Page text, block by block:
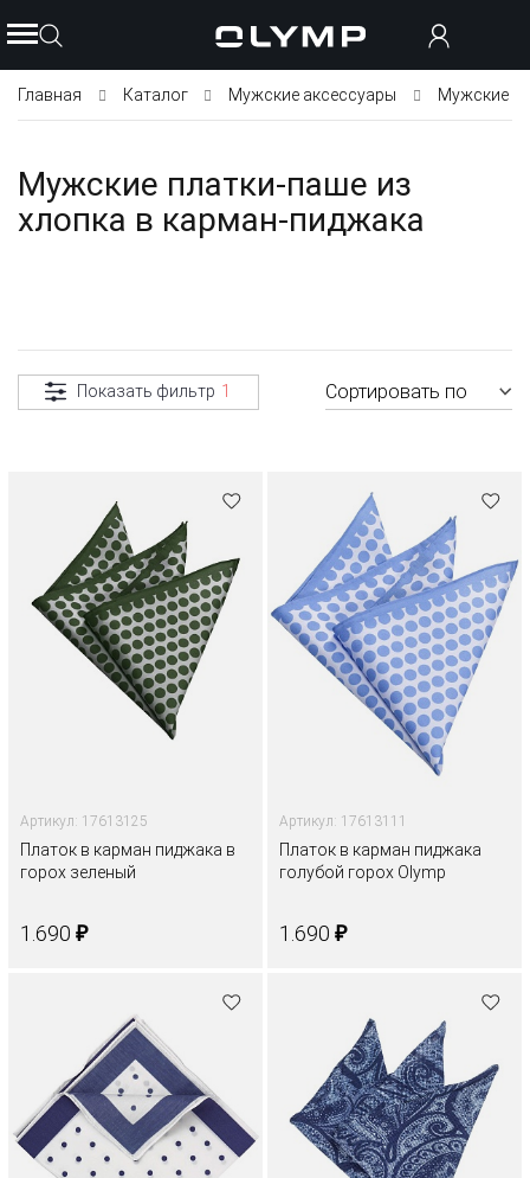
Главная Каталог Мужские аксессуары Мужские
Мужские платки-паше из
хлопка в карман-пиджака
Показать фильтр 1 Сортировать по
Артикул: 17613125
Платок в карман пиджака в
горох зеленый
1.690 ₽
Артикул: 17613111
Платок в карман пиджака
голубой горох Olymp
1.690 ₽